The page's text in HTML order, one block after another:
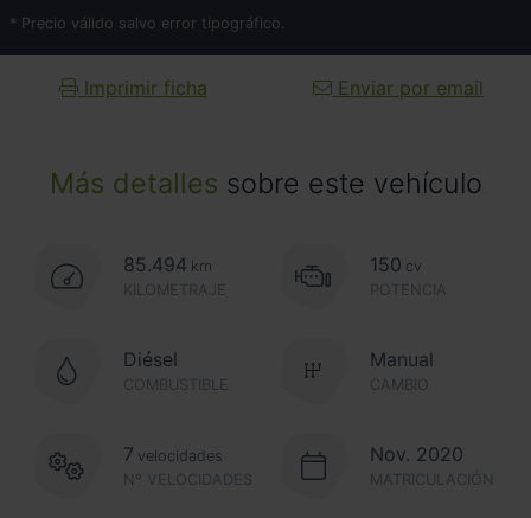
Más detalles sobre este vehículo
85.494 km
KILOMETRAJE
150 cv
POTENCIA
Diésel
COMBUSTIBLE CAMBIO
Manual
Nº VELOCIDADES
7 velocidades Nov. 2020
MATRICULACIÓN
* Precio válido salvo error tipográfico.
Imprimir ficha Enviar por email